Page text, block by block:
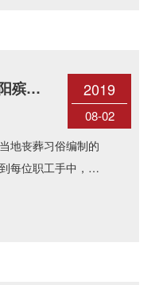
2019
08-02
殡葬
地丧葬习俗编制的
每位职工手中，